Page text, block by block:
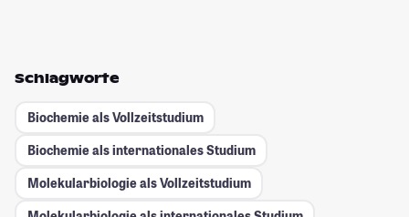
Schlagworte
Biochemie als Vollzeitstudium
Biochemie als internationales Studium
Molekularbiologie als Vollzeitstudium